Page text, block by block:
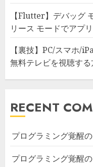
【Flutter】デバッグ
リース モードでアプ
【裏技】PC/スマホ/
無料テレビを視聴す
RECENT
プログラミング覚醒
プログラミング覚醒